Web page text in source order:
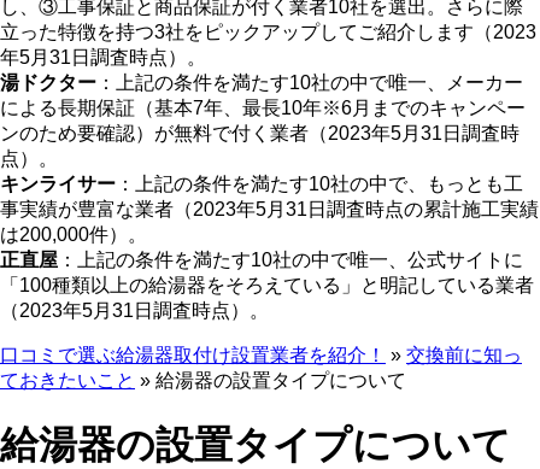
し、③工事保証と商品保証が付く業者10社を選出。さらに際
立った特徴を持つ3社をピックアップしてご紹介します（2023
年5月31日調査時点）。
湯ドクター ：上記の条件を満たす10社の中で唯一、メーカー
による長期保証（基本7年、最長10年※6月までのキャンペー
ンのため要確認）が無料で付く業者（2023年5月31日調査時
点）。
キンライサー ：上記の条件を満たす10社の中で、もっとも工
事実績が豊富な業者（2023年5月31日調査時点の累計施工実績
は200,000件）。
正直屋 ：上記の条件を満たす10社の中で唯一、公式サイトに
「100種類以上の給湯器をそろえている」と明記している業者
（2023年5月31日調査時点）。
口コミで選ぶ給湯器取付け設置業者を紹介！ » 交換前に知っ
ておきたいこと » 給湯器の設置タイプについて
給湯器の設置タイプについて